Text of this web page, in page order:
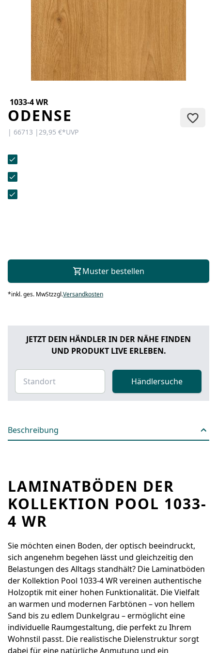
KONTAKT
Sie haben Fragen oder wünschen
eine persönliche Beratung?
Unser Team ist für Sie da –
schnell, freundlich und
kompetent. Schreiben Sie uns,
unser Kontaktformular.
1033-4 WR
ODENSE
| 66713 | 29,95 €*UVP
Muster bestellen
*inkl. ges. MwStzzgl.Versandkosten
JETZT DEIN HÄNDLER IN DER NÄHE FINDEN
UND PRODUKT LIVE ERLEBEN.
Händlersuche
Beschreibung
LAMINATBÖDEN DER
KOLLEKTION POOL 1033-
4 WR
Sie möchten einen Boden, der optisch beeindruckt,
sich angenehm begehen lässt und gleichzeitig den
Belastungen des Alltags standhält? Die Laminatböden
der Kollektion Pool 1033-4 WR vereinen authentische
Holzoptik mit einer hohen Funktionalität. Die Vielfalt
an warmen und modernen Farbtönen – von hellem
Sand bis zu edlem Dunkelgrau – ermöglicht eine
individuelle Raumgestaltung, die perfekt zu Ihrem
Wohnstil passt. Die realistische Dielenstruktur sorgt
dabei für eine natürliche Anmutung und ein